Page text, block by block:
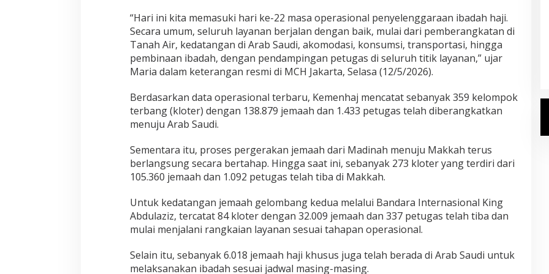
a
a
h
L
e
b
h
C
e
t
d
a
R
e
s
p
n
s
“Hari ini kita memasuki hari ke-22 masa operasional penyelenggaraan ibadah haji.
Secara umum, seluruh layanan berjalan dengan baik, mulai dari pemberangkatan di
Tanah Air, kedatangan di Arab Saudi, akomodasi, konsumsi, transportasi, hingga
pembinaan ibadah, dengan pendampingan petugas di seluruh titik layanan,” ujar
Maria dalam keterangan resmi di MCH Jakarta, Selasa (12/5/2026).
Berdasarkan data operasional terbaru, Kemenhaj mencatat sebanyak359 kelompok
terbang (kloter) dengan 138.879 jemaah dan 1.433 petugas telah diberangkatkan
menuju Arab Saudi.
Sementara itu, proses pergerakan jemaah dari Madinah menuju Makkah terus
berlangsung secara bertahap. Hingga saat ini, sebanyak 273 kloteryang terdiri dari
105.360 jemaah dan 1.092 petugas telah tiba di Makkah.
Untuk kedatangan jemaah gelombang kedua melalui Bandara Internasional King
Abdulaziz, tercatat84 kloterdengan 32.009 jemaah dan 337 petugas telah tiba dan
mulai menjalani rangkaian layanan sesuai tahapan operasional.
Selain itu, sebanyak6.018 jemaah haji khusus juga telah berada di Arab Saudi untuk
melaksanakan ibadah sesuai jadwal masing-masing.
Kemenhaj Umumkan Daftar
Jemaah Haji 2027
Di Haji | Senin, 20 Juli 2026
Gus Irfan Sambut Kepulangan 355
Petugas Haji PPIH Daker Makkah
Di Haji | Selasa, 23 Juni 2026